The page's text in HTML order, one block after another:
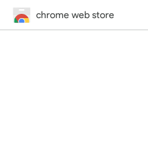
chrome web store